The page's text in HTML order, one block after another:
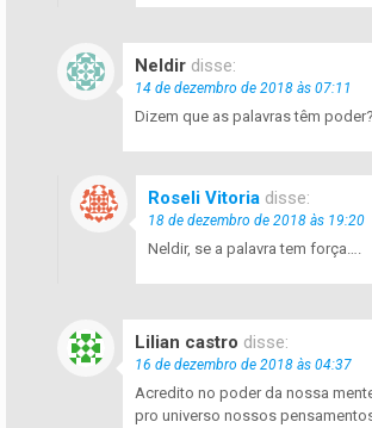
Neldir disse:
14 de dezembro de 2018 às 07:11
Dizem que as palavras têm
Roseli Vitoria disse:
18 de dezembro de 2018 às 19:20
Neldir, se a palavra tem força….
Lilian castro disse:
16 de dezembro de 2018 às 04:37
Acredito no poder da nossa
pro universo nossos